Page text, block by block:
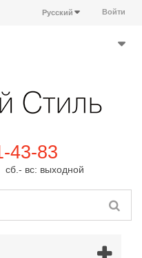
Войти
Русский
43-83
вс: выходной